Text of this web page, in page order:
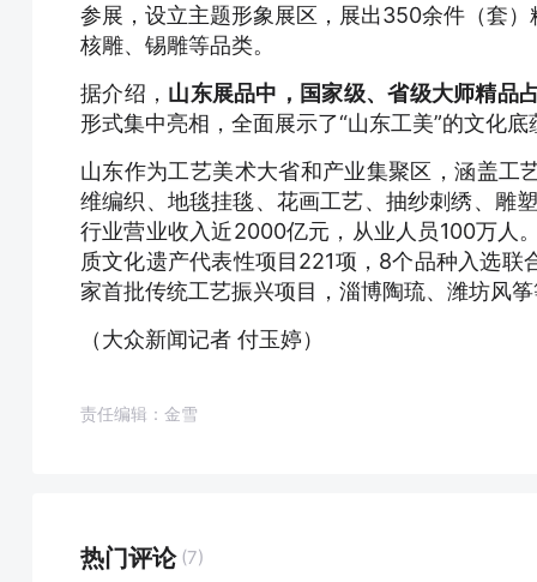
参展，设立主题形象展区，展出350余件（套
核雕、锡雕等品类。
据介绍， 山东展品中，国家级、省级大师精品
形式集中亮相，全面展示了“山东工美”的文化
山东作为工艺美术大省和产业集聚区，涵盖工
维编织、地毯挂毯、花画工艺、抽纱刺绣、雕
行业营业收入近2000亿元，从业人员100万人
质文化遗产代表性项目221项，8个品种入选
家首批传统工艺振兴项目，淄博陶琉、潍坊风
（大众新闻记者 付玉婷）
责任编辑：金雪
热门评论 (7)